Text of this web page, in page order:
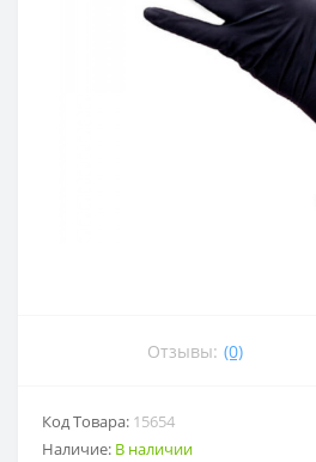
Отзывы: (0)
Код Товара: 15654
Наличие: В наличии